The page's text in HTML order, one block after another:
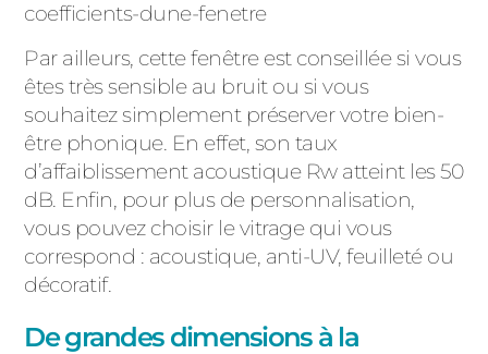
coefficients-dune-fenetre
Par ailleurs, cette fenêtre est conseillée si vous
êtes très sensible au bruit ou si vous
souhaitez simplement préserver votre bien-
être phonique. En effet, son taux
d’affaiblissement acoustique Rw atteint les 50
dB. Enfin, pour plus de personnalisation,
vous pouvez choisir le vitrage qui vous
correspond : acoustique, anti-UV, feuilleté ou
décoratif.
De grandes dimensions à la